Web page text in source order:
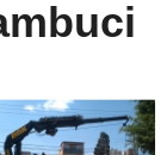
Locação de
Caminhão Leve
Empilhadeira